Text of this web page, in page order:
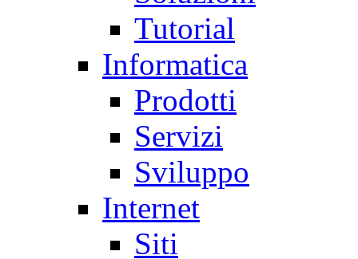
Tutorial
Informatica
Prodotti
Servizi
Sviluppo
Internet
Siti